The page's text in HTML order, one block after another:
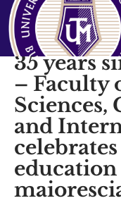
Titu
35 years
– Faculty
and